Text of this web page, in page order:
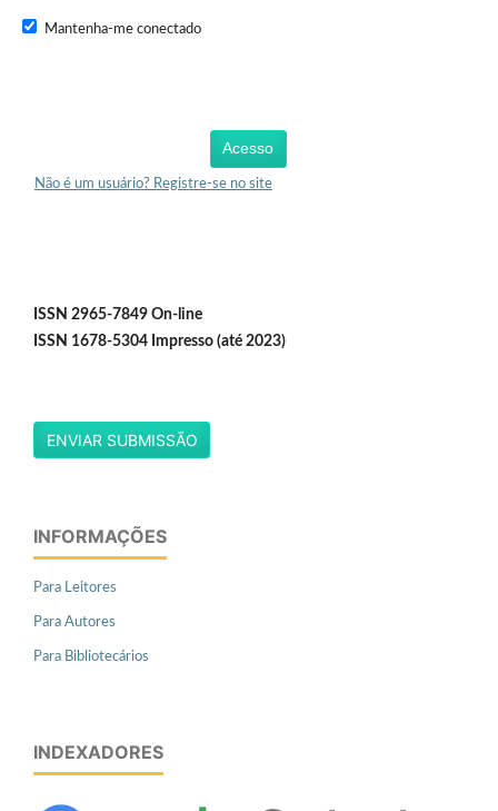
Mantenha-me conectado
Acesso
Não é um usuário? Registre-se no site
ISSN 2965-7849 On-line
ISSN 1678-5304 Impresso (até 2023)
ENVIAR SUBMISSÃO
INFORMAÇÕES
Para Leitores
Para Autores
Para Bibliotecários
INDEXADORES